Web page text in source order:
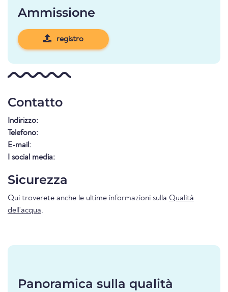
Ammissione
registro
Contatto
Indirizzo:
Telefono:
E-mail:
I social media:
Sicurezza
Qui troverete anche le ultime informazioni sulla Qualità
dell'acqua.
Panoramica sulla qualità